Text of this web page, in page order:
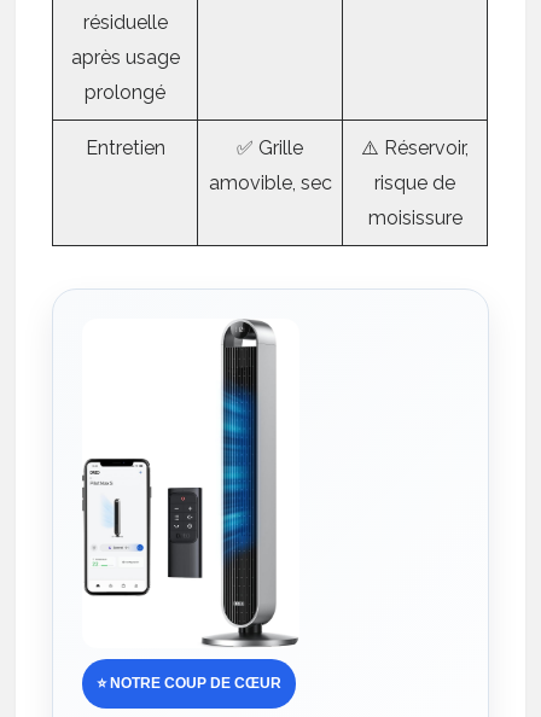
résiduelle
après usage
prolongé
Entretien
✅ Grille
amovible, sec
⚠️ Réservoir,
risque de
moisissure
⭐ NOTRE COUP DE CŒUR